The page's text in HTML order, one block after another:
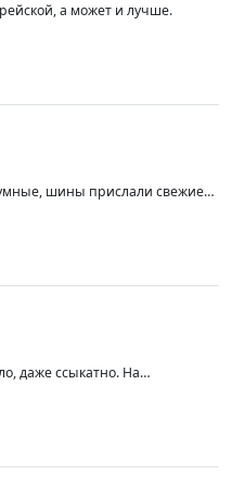
а может и лучше.
шины прислали свежие
даже ссыкатно. На
r14 заводские 5 лет
что-то.... Если продавец
только успехов во всём!